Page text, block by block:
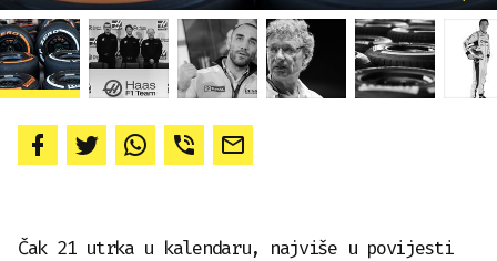
Čak 21 utrka u kalendaru, najviše u povijesti